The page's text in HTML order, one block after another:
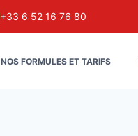
+33 6 52 16 76 80
NOS FORMULES ET TARIFS